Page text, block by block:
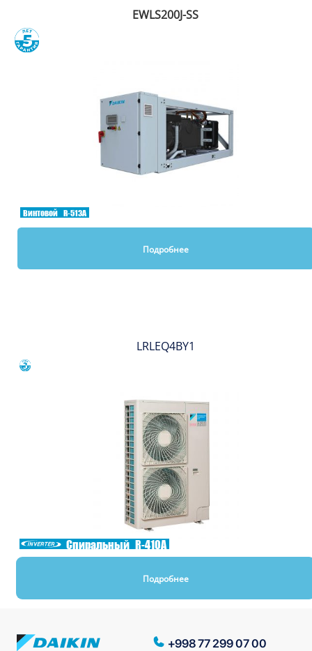
EWLS200J-SS
Винтовой R-513A
Подробнее
LRLEQ4BY1
Спиральный R-410A
Подробнее
+998 77 299 07 00